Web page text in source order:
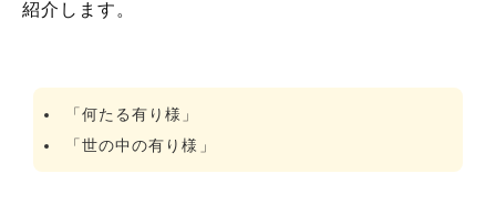
紹介します。
「何たる有り様」
「世の中の有り様」